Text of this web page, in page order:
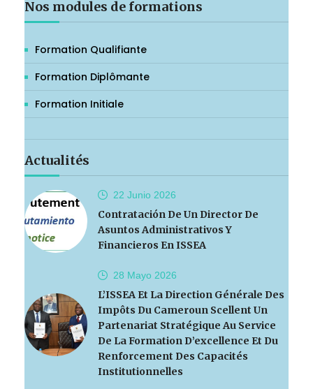
Nos modules de formations
Formation Qualifiante
Formation Diplômante
Formation Initiale
Actualités
22 Junio 2026
Contratación De Un Director De
Asuntos Administrativos Y
Financieros En ISSEA
28 Mayo 2026
L’ISSEA Et La Direction Générale Des
Impôts Du Cameroun Scellent Un
Partenariat Stratégique Au Service
De La Formation D’excellence Et Du
Renforcement Des Capacités
Institutionnelles